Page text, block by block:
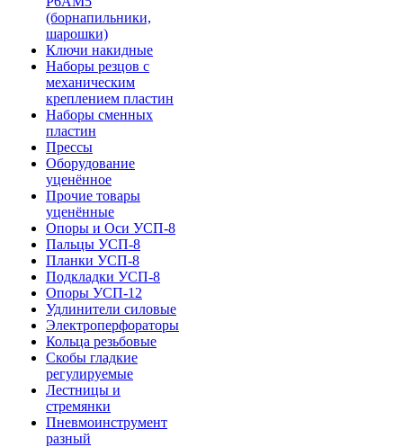
(борнапильники,
шарошки)
Ключи накидные
Наборы резцов с
механическим
креплением пластин
Наборы сменных
пластин
Прессы
Оборудование
уценённое
Прочие товары
уценённые
Опоры и Оси УСП-8
Пальцы УСП-8
Планки УСП-8
Подкладки УСП-8
Опоры УСП-12
Удлинители силовые
Электроперфораторы
Кольца резьбовые
Скобы гладкие
регулируемые
Лестницы и
стремянки
Пневмоинструмент
разный